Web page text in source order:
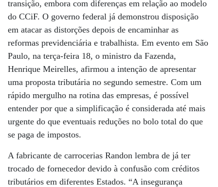
transição, embora com diferenças em relação ao modelo
do CCiF. O governo federal já demonstrou disposição
em atacar as distorções depois de encaminhar as
reformas previdenciária e trabalhista. Em evento em São
Paulo, na terça-feira 18, o ministro da Fazenda,
Henrique Meirelles, afirmou a intenção de apresentar
uma proposta tributária no segundo semestre. Com um
rápido mergulho na rotina das empresas, é possível
entender por que a simplificação é considerada até mais
urgente do que eventuais reduções no bolo total do que
se paga de impostos.
A fabricante de carrocerias Randon lembra de já ter
trocado de fornecedor devido à confusão com créditos
tributários em diferentes Estados. “A insegurança